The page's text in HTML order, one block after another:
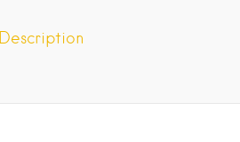
Description